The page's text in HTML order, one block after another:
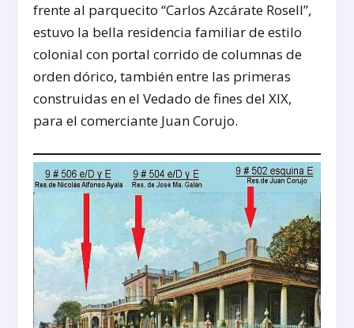
frente al parquecito “Carlos Azcárate Rosell”,
estuvo la bella residencia familiar de estilo
colonial con portal corrido de columnas de
orden dórico, también entre las primeras
construidas en el Vedado de fines del XIX,
para el comerciante Juan Corujo.